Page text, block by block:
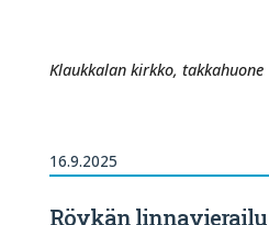
Klaukkalan kirkko, takkahuone
16.9.2025
Röykän linnavierailu